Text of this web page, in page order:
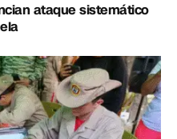
ataque sistemático